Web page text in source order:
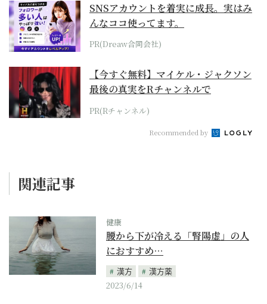
SNSアカウントを着実に成長。実はみ
んなココ使ってます。
PR(Dreaw合同会社)
【今すぐ無料】マイケル・ジャクソン
最後の真実をRチャンネルで
PR(Rチャンネル)
Recommended by
関連記事
健康
腰から下が冷える「腎陽虚」の人
におすすめ…
漢方
漢方薬
2023/6/14